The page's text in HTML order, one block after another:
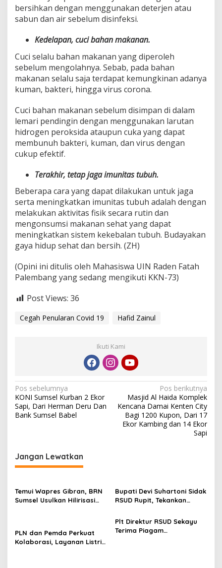
bersihkan dengan menggunakan deterjen atau
sabun dan air sebelum disinfeksi.
Kedelapan, cuci bahan makanan.
Cuci selalu bahan makanan yang diperoleh
sebelum mengolahnya. Sebab, pada bahan
makanan selalu saja terdapat kemungkinan adanya
kuman, bakteri, hingga virus corona.
Cuci bahan makanan sebelum disimpan di dalam
lemari pendingin dengan menggunakan larutan
hidrogen peroksida ataupun cuka yang dapat
membunuh bakteri, kuman, dan virus dengan
cukup efektif.
Terakhir, tetap jaga imunitas tubuh.
Beberapa cara yang dapat dilakukan untuk jaga
serta meningkatkan imunitas tubuh adalah dengan
melakukan aktivitas fisik secara rutin dan
mengonsumsi makanan sehat yang dapat
meningkatkan sistem kekebalan tubuh. Budayakan
gaya hidup sehat dan bersih. (ZH)
(Opini ini ditulis oleh Mahasiswa UIN Raden Fatah
Palembang yang sedang mengikuti KKN-73)
Post Views: 36
Cegah Penularan Covid 19 Hafid Zainul
Ikuti Kami
N
a
v
a
i
p
s
Pos sebelumnya
KONI Sumsel Kurban 2 Ekor
Sapi, Dari Herman Deru Dan
Bank Sumsel Babel
Pos berikutnya
Masjid Al Haida Komplek
Kencana Damai Kenten City
Bagi 1200 Kupon, Dari 17
Ekor Kambing dan 14 Ekor
Sapi
Jangan Lewatkan
Temui Wapres Gibran, BRN
Sumsel Usulkan Hilirisasi
Bupati Devi Suhartoni Sidak
RSUD Rupit, Tekankan
Peningkatan Mutu
Kesehata
PLN dan Pemda Perkuat
Kolaborasi, Layanan Listrik
Plt Direktur RSUD Sekayu
Terima Piagam